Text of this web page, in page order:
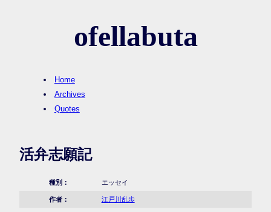
ofellabuta
Home
Archives
Quotes
活弁志願記
種別： エッセイ
作者： 江戸川乱歩